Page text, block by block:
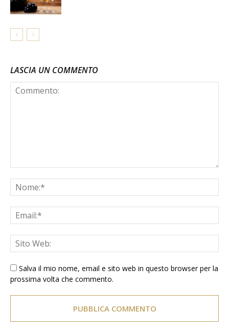
LASCIA UN COMMENTO
Salva il mio nome, email e sito web in questo browser per la
prossima volta che commento.